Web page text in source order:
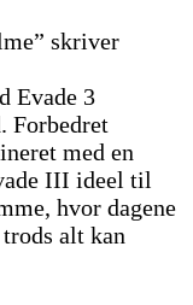
skriver
Evade 3
Forbedret
med en
III ideel til
hvor dagene
alt kan